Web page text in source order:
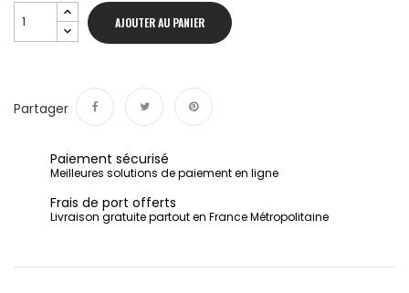
AJOUTER AU PANIER
Partager
Paiement sécurisé
Meilleures solutions de paiement en ligne
Frais de port offerts
Livraison gratuite partout en France Métropolitaine